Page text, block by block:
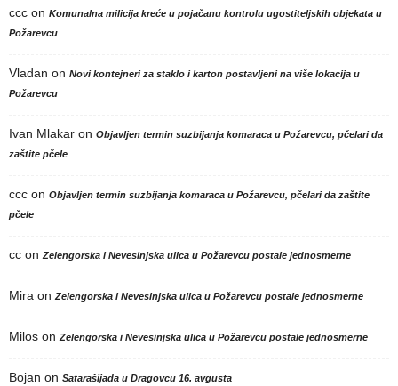
ccc on Komunalna milicija kreće u pojačanu kontrolu ugostiteljskih objekata u
Požarevcu
Vladan on Novi kontejneri za staklo i karton postavljeni na više lokacija u
Požarevcu
Ivan Mlakar on Objavljen termin suzbijanja komaraca u Požarevcu, pčelari da
zaštite pčele
ccc on Objavljen termin suzbijanja komaraca u Požarevcu, pčelari da zaštite
pčele
cc on Zelengorska i Nevesinjska ulica u Požarevcu postale jednosmerne
Mira on Zelengorska i Nevesinjska ulica u Požarevcu postale jednosmerne
Milos on Zelengorska i Nevesinjska ulica u Požarevcu postale jednosmerne
Bojan on Satarašijada u Dragovcu 16. avgusta